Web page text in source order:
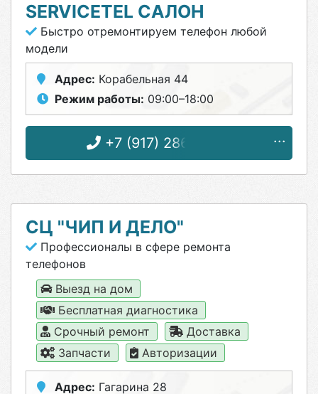
SERVICETEL САЛОН
Быстро отремонтируем телефон любой
модели
Адрес: Корабельная 44
Режим работы: 09:00–18:00
+7 (917) 286-22-21
СЦ "ЧИП И ДЕЛО"
Профессионалы в сфере ремонта
телефонов
Выезд на дом
Бесплатная диагностика
Срочный ремонт
Доставка
Запчасти
Авторизации
Адрес: Гагарина 28